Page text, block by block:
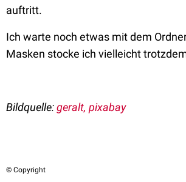
auftritt.
Ich warte noch etwas mit dem
Masken stocke ich vielleicht
Bildquelle:geralt, pixabay
© Copyright